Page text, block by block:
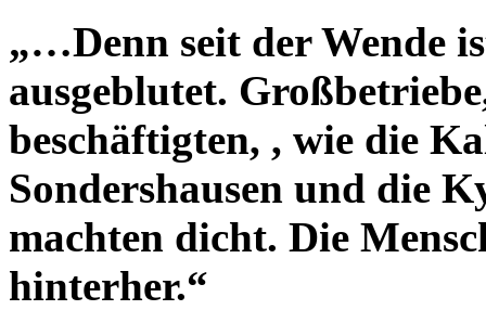
„…Denn seit der Wende
ausgeblutet.
beschäftigten, , wie die
Sondershausen und die
machten dicht. Die
hinterher.“